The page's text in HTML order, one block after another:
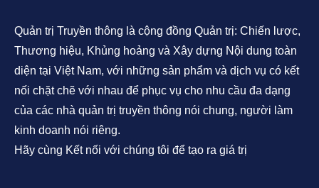
Quản trị Truyền thông là cộng đồng Quản trị: Chiến lược,
Thương hiệu, Khủng hoảng và Xây dựng Nội dung toàn
diện tại Việt Nam, với những sản phẩm và dịch vụ có kết
nối chặt chẽ với nhau để phục vụ cho nhu cầu đa dạng
của các nhà quản trị truyền thông nói chung, người làm
kinh doanh nói riêng.
Hãy cùng Kết nối với chúng tôi để tạo ra giá trị